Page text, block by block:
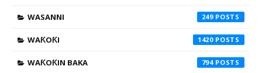
WASANNI 249
WAƘOƘI 1420
WAƘOƘIN BAKA 794